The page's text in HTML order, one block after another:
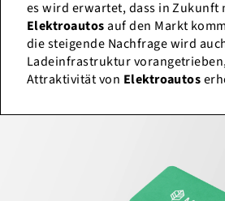
es wird erwartet, dass in Zukunft
Elektroautosauf den Markt
die steigende Nachfrage wird
Ladeinfrastruktur
Attraktivität von Elektroautos